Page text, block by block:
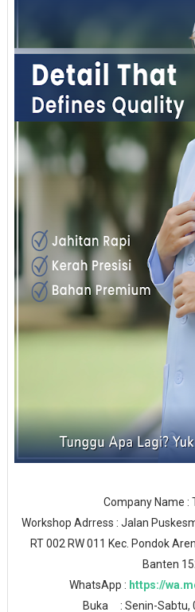
Company Name :
Workshop Adrress : Jalan
RT 002 RW 011 Kec. Pondok
Banten
WhatsApp : https://
Buka : Senin-Sabtu,